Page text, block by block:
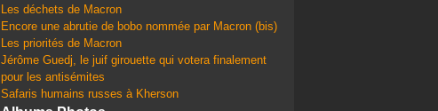
Les déchets de Macron
Encore une abrutie de bobo nommée par Macron (bis)
Les priorités de Macron
Jérôme Guedj, le juif girouette qui votera finalement
pour les antisémites
Safaris humains russes à Kherson